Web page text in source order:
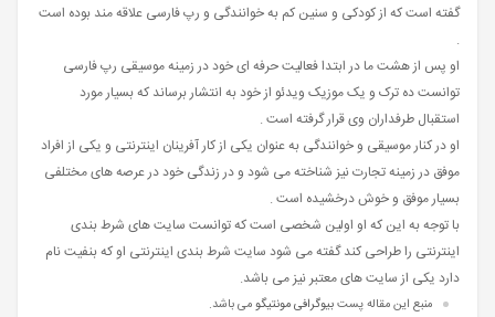
گفته است که از کودکی و سنین کم به خوانندگی و رپ فارسی علاقه مند بوده است
.
او پس از هشت ما در ابتدا فعالیت حرفه‌ ای خود در زمینه موسیقی رپ فارسی
توانست ده ترک و یک موزیک ویدئو از خود به انتشار برساند که بسیار مورد
استقبال طرفداران وی قرار گرفته است .
او در کنار موسیقی و خوانندگی به عنوان یکی از کار آفرینان اینترنتی و یکی از افراد
موفق در زمینه تجارت نیز شناخته می شود و در زندگی خود در عرصه های مختلفی
بسیار موفق و خوش درخشیده است .
با توجه به این که او اولین شخصی است که توانست سایت های شرط بندی
اینترنتی را طراحی کند گفته می شود سایت شرط بندی اینترنتی او که بنفیت نام
دارد یکی از سایت های معتبر نیز می باشد.
منبع این مقاله پستبیوگرافی مونتیگومی باشد.